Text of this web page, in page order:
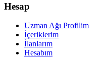
Hesap
Uzman Ağı Profilim
İçeriklerim
İlanlarım
Hesabım